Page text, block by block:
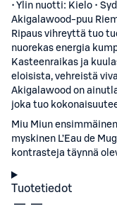
• Ylin nuotti: Kielo •
Akigalawood-puu
Ripaus vihreyttä tuo
nuorekas energia
Kasteenraikas ja
eloisista, vehreistä
Akigalawood on
joka tuo
Miu Miun
myskinen L’Eau de
kontrasteja täynnä
Tuotetiedot